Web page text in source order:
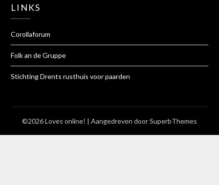
LINKS
Corollaforum
Folk an de Gruppe
Stichting Drents rusthuis voor paarden
©2026 Loves online! | Aangedreven doorSuperbThemes